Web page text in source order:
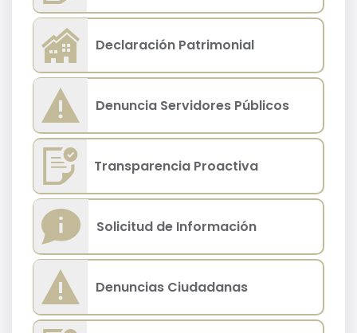
Declaración Patrimonial
Denuncia Servidores Públicos
Transparencia Proactiva
Solicitud de Información
Denuncias Ciudadanas